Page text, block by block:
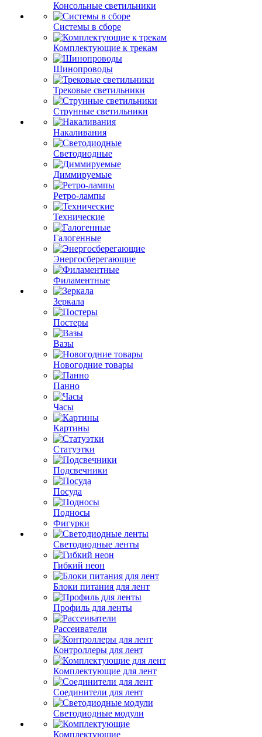
Консольные светильники
Системы в сборе
Комплектующие к трекам
Шинопроводы
Трековые светильники
Струнные светильники
Накаливания
Светодиодные
Диммируемые
Ретро-лампы
Технические
Галогенные
Энергосберегающие
Филаментные
Зеркала
Постеры
Вазы
Новогодние товары
Панно
Часы
Картины
Статуэтки
Подсвечники
Посуда
Подносы
Фигурки
Светодиодные ленты
Гибкий неон
Блоки питания для лент
Профиль для ленты
Рассеиватели
Контроллеры для лент
Комплектующие для лент
Соединители для лент
Светодиодные модули
Комплектующие